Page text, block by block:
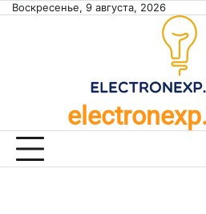
SkipВоскресенье, 9 августа, 2026